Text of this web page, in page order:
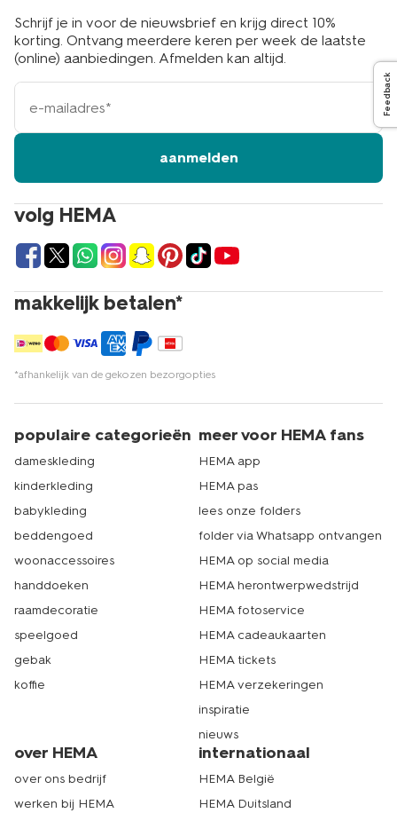
volg HEMA
makkelijk betalen*
*afhankelijk van de gekozen bezorgopties
Schrijf je in voor de nieuwsbrief en krijg direct 10%
korting. Ontvang meerdere keren per week de laatste
(online) aanbiedingen. Afmelden kan altijd.
e-
mailadres
aanmelden
populaire categorieën
dameskleding
kinderkleding
babykleding
beddengoed
woonaccessoires
handdoeken
raamdecoratie
speelgoed
gebak
koffie
meer voor HEMA fans
HEMA app
HEMA pas
lees onze folders
folder via Whatsapp ontvangen
HEMA op social media
HEMA herontwerpwedstrijd
HEMA fotoservice
HEMA cadeaukaarten
HEMA tickets
HEMA verzekeringen
inspiratie
nieuws
over HEMA
over ons bedrijf
werken bij HEMA
internationaal
HEMA België
HEMA Duitsland
Feedback